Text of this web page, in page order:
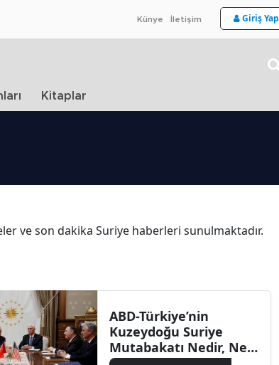
Künye İletişim Giriş Yap
Kitaplar
ve son dakika Suriye haberleri sunulmaktadır.
ABD-Türkiye’nin
Kuzeydoğu Suriye
Mutabakatı Nedir, Ne